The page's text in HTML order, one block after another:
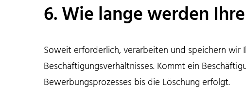
6. Wie lange werden
Soweit erforderlich, verarbeiten und speichern
Beschäftigungsverhältnisses. Kommt ein
Bewerbungsprozesses bis die Löschung erfolgt.